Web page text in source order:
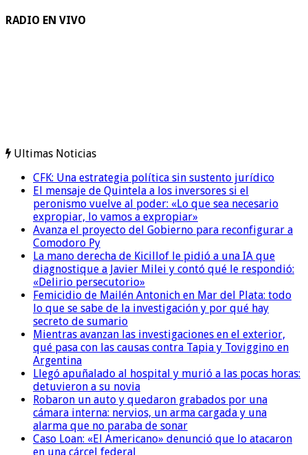
RADIO EN VIVO
Ultimas Noticias
CFK: Una estrategia política sin sustento jurídico
El mensaje de Quintela a los inversores si el
peronismo vuelve al poder: «Lo que sea necesario
expropiar, lo vamos a expropiar»
Avanza el proyecto del Gobierno para reconfigurar a
Comodoro Py
La mano derecha de Kicillof le pidió a una IA que
diagnostique a Javier Milei y contó qué le respondió:
«Delirio persecutorio»
Femicidio de Mailén Antonich en Mar del Plata: todo
lo que se sabe de la investigación y por qué hay
secreto de sumario
Mientras avanzan las investigaciones en el exterior,
qué pasa con las causas contra Tapia y Toviggino en
Argentina
Llegó apuñalado al hospital y murió a las pocas horas:
detuvieron a su novia
Robaron un auto y quedaron grabados por una
cámara interna: nervios, un arma cargada y una
alarma que no paraba de sonar
Caso Loan: «El Americano» denunció que lo atacaron
en una cárcel federal